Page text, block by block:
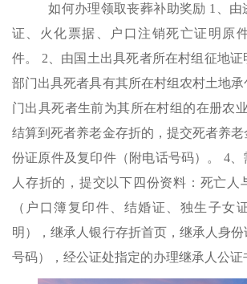
如何办理领取丧葬补助奖励 1、由
证、火化票据、户口注销死亡证明原
件。 2、由国土出具死者所在村组征地
部门出具死者具有其所在村组农村土地
门出具死者生前为其所在村组的在册农
结算到死者养老金存折的，提交死者养
份证原件及复印件（附电话号码）。 4
人存折的，提交以下四份资料：死亡人
（户口簿复印件、结婚证、独生子女
明），继承人银行存折首页，继承人身
号码），经公证处指定的办理继承人公证